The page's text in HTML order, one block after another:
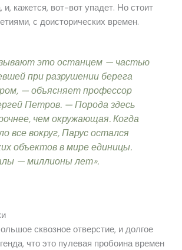
и, кажется, вот-вот упадет. Но стоит
с доисторических времен.
это останцем — частью
при разрушении берега
— объясняет профессор
Петров. — Порода здесь
чем окружающая. Когда
все вокруг, Парус остался
объектов в мире единицы.
— миллионы лет».
сквозное отверстие, и долгое
что это пулевая пробоина времен